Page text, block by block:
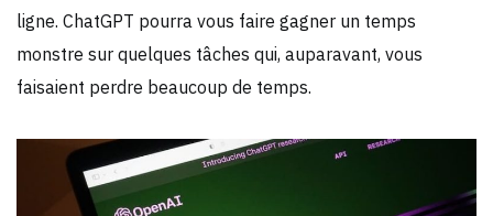
ligne. ChatGPT pourra vous faire gagner un temps
monstre sur quelques tâches qui, auparavant, vous
faisaient perdre beaucoup de temps.